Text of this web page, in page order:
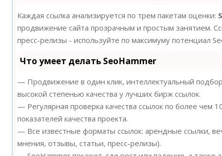
Каждая ссылка анализируется по трем пакетам оценки:
продвижение сайта прозрачным и простым занятием.
пресс-релизы - используйте по максимуму потенциал
Что умеет делать SeoHammer
— Продвижение в один клик, интеллектуальный
высокой степенью качества у лучших бирж ссылок.
— Регулярная проверка качества ссылок по более чем
показателей качества проекта.
— Все известные форматы ссылок: арендные ссылки,
мнения, отзывы, статьи, пресс-релизы).